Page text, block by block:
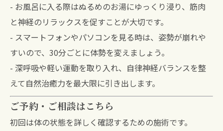
- お風呂に入る際はぬるめのお湯にゆっくり浸り、筋肉
と神経のリラックスを促すことが大切です。
- スマートフォンやパソコンを見る時は、姿勢が崩れや
すいので、30分ごとに体勢を変えましょう。
- 深呼吸や軽い運動を取り入れ、自律神経バランスを整
えて自然治癒力を最大限に引き出します。
ご予約・ご相談はこちら
初回は体の状態を詳しく確認するための施術です。